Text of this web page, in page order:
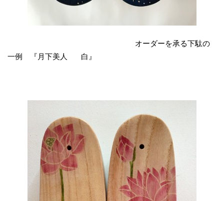
オーダーを承る下駄の
一例 『月下美人 白』